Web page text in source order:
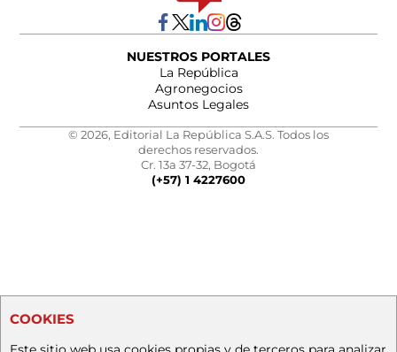
NUESTROS PORTALES
La República
Agronegocios
Asuntos Legales
© 2026, Editorial La República S.A.S. Todos los
derechos reservados.
Cr. 13a 37-32, Bogotá
(+57) 1 4227600
COOKIES